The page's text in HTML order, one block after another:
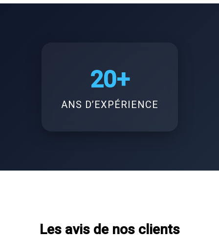
20+
ANS D’EXPÉRIENCE
Les avis de nos clients